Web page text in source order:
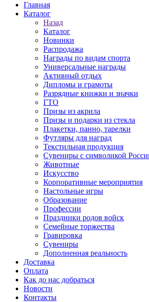
Главная
Каталог
Назад
Каталог
Новинки
Распродажа
Награды по видам спорта
Универсальные награды
Активный отдых
Дипломы и грамоты
Разрядные книжки и значки
ГТО
Призы из акрила
Призы и подарки из стекла
Плакетки, панно, тарелки
Футляры для наград
Текстильная продукция
Сувениры с символикой
Животные
Искусство
Корпоративные мероприятия
Настольные игры
Образование
Профессии
Праздники родов войск
Семейные торжества
Гравировка
Сувениры
Дополненная реальность
Доставка
Оплата
Как до нас добраться
Новости
Контакты